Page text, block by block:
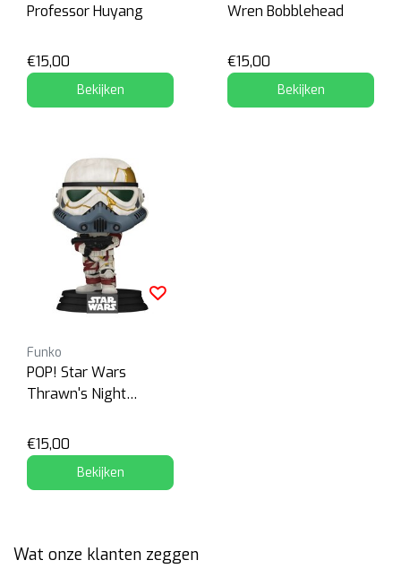
Professor Huyang
€15,00
Bekijken
Wren Bobblehead
€15,00
Bekijken
Funko
POP! Star Wars
Thrawn's Night
€15,00
Bekijken
Wat onze klanten zeggen